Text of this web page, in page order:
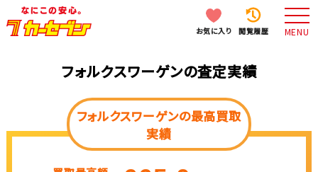
お気に入り 閲覧履歴 MENU
フォルクスワーゲンの査定実績
フォルクスワーゲンの最高買取
実績